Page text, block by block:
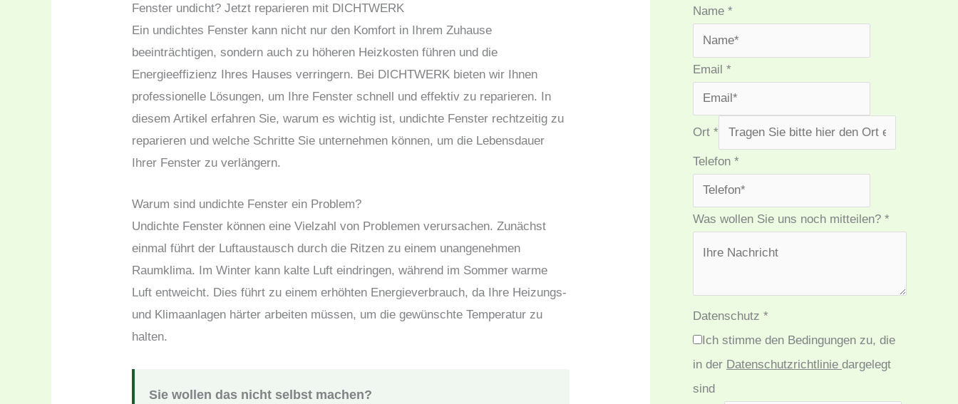
Fenster undicht? Jetzt reparieren mit DICHTWERK
Ein undichtes Fenster kann nicht nur den Komfort in Ihrem Zuhause
beeinträchtigen, sondern auch zu höheren Heizkosten führen und die
Energieeffizienz Ihres Hauses verringern. Bei DICHTWERK bieten wir Ihnen
professionelle Lösungen, um Ihre Fenster schnell und effektiv zu reparieren. In
diesem Artikel erfahren Sie, warum es wichtig ist, undichte Fenster rechtzeitig zu
reparieren und welche Schritte Sie unternehmen können, um die Lebensdauer
Ihrer Fenster zu verlängern.
Warum sind undichte Fenster ein Problem?
Undichte Fenster können eine Vielzahl von Problemen verursachen. Zunächst
einmal führt der Luftaustausch durch die Ritzen zu einem unangenehmen
Raumklima. Im Winter kann kalte Luft eindringen, während im Sommer warme
Luft entweicht. Dies führt zu einem erhöhten Energieverbrauch, da Ihre Heizungs-
und Klimaanlagen härter arbeiten müssen, um die gewünschte Temperatur zu
halten.
Sie wollen das nicht selbst machen?
Name *
Email *
Ort *
Telefon *
Was wollen Sie uns noch mitteilen? *
Datenschutz *
Ich stimme den Bedingungen zu, die
in der Datenschutzrichtlinie dargelegt
sind